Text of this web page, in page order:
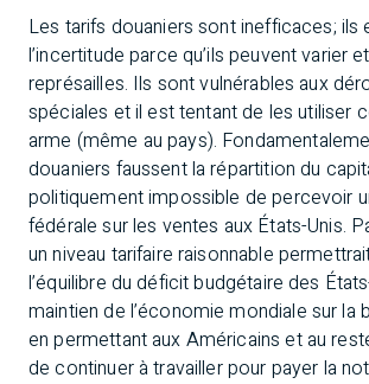
Les tarifs douaniers sont inefficaces; ils
l’incertitude parce qu’ils peuvent varier
représailles. Ils sont vulnérables aux
spéciales et il est tentant de les utiliser
arme (même au pays).
douaniers faussent la répartition du
politiquement impossible de percevoir
fédérale sur les ventes aux États-Unis.
un niveau tarifaire raisonnable
l’équilibre du déficit budgétaire des
maintien de l’économie mondiale sur la
en permettant aux Américains et au
de continuer à travailler pour payer la